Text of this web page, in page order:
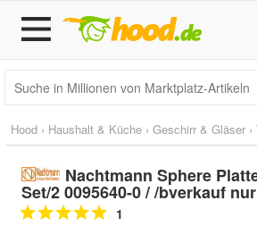
Hood › Haushalt & Küche › Geschirr & Gläser ›
Nachtmann Sphere
Set/2 0095640-0 / /bverkauf
1